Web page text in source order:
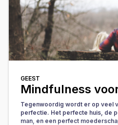
GEEST
Mindfulness
Tegenwoordig wordt er op veel
perfectie. Het perfecte huis, de
man, en een perfect